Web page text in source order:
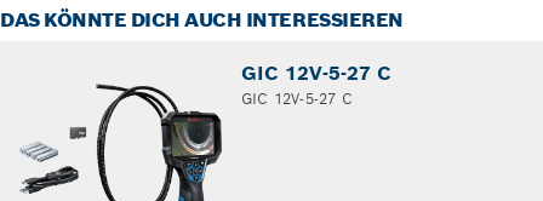
DAS KÖNNTE DICH AUCH INTERESSIEREN
GIC 12V-5-27 C
GIC 12V-5-27 C